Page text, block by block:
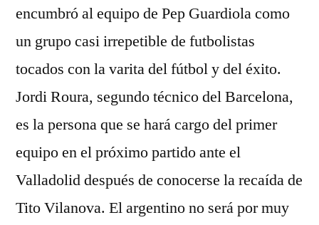
encumbró al equipo de Pep Guardiola como
un grupo casi irrepetible de futbolistas
tocados con la varita del fútbol y del éxito.
Jordi Roura, segundo técnico del Barcelona,
es la persona que se hará cargo del primer
equipo en el próximo partido ante el
Valladolid después de conocerse la recaída de
Tito Vilanova. El argentino no será por muy